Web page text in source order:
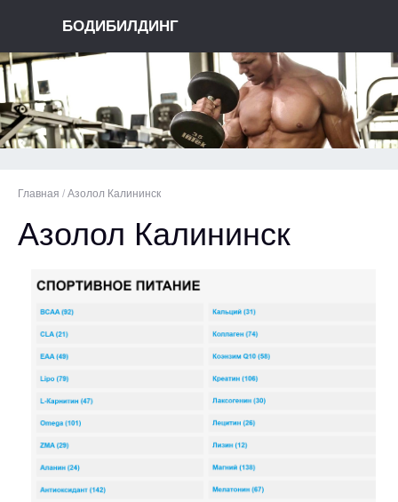
БОДИБИЛДИНГ
Главная / Азолол Калининск
Азолол Калининск